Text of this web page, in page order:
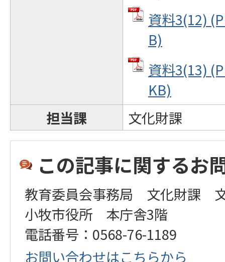
資料3(12)
B)
資料3(13)
KB)
担当課
文化財課
この記事に関するお
教育委員会事務局 文化財課
小牧市役所 本庁舎3階
電話番号：0568-76-1189
お問い合わせはこちらから